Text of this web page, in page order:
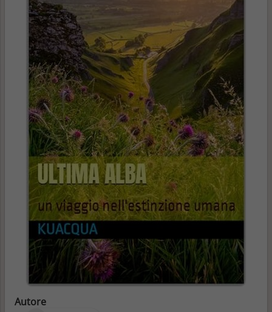
Autore